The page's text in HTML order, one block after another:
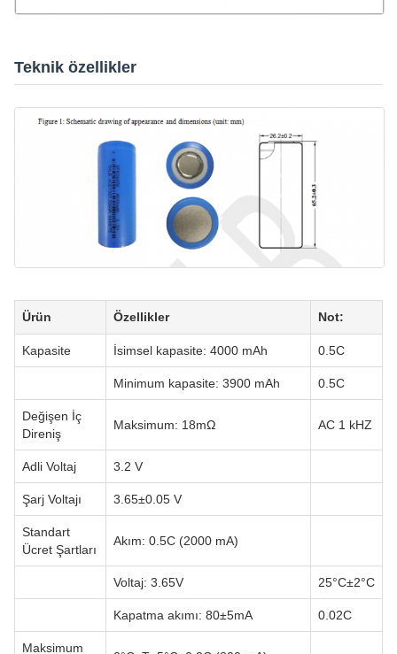
Teknik özellikler
Ürün Özellikler Not:
Kapasite İsimsel kapasite: 4000 mAh 0.5C
Minimum kapasite: 3900 mAh 0.5C
Değişen İç
Direniş
Maksimum: 18mΩ AC 1 kHZ
Adli Voltaj 3.2 V
Şarj Voltajı 3.65±0.05 V
Standart
Ücret Şartları
Akım: 0.5C (2000 mA)
Voltaj: 3.65V 25°C±2°C
Kapatma akımı: 80±5mA 0.02C
Maksimum